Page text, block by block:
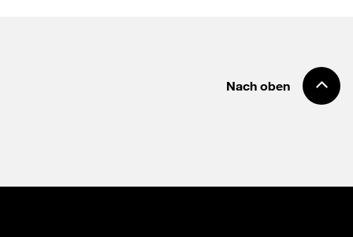
Nach oben